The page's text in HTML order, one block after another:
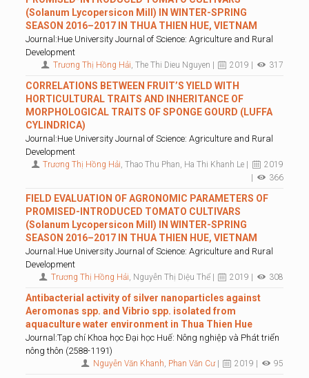
(Solanum Lycopersicon Mill) IN WINTER-SPRING
SEASON 2016–2017 IN THUA THIEN HUE, VIETNAM
Journal:Hue University Journal of Science: Agriculture and Rural
Development
Trương Thị Hồng Hải, The Thi Dieu Nguyen | 2019 | 317
CORRELATIONS BETWEEN FRUIT’S YIELD WITH
HORTICULTURAL TRAITS AND INHERITANCE OF
MORPHOLOGICAL TRAITS OF SPONGE GOURD (LUFFA
CYLINDRICA)
Journal:Hue University Journal of Science: Agriculture and Rural
Development
Trương Thị Hồng Hải, Thao Thu Phan, Ha Thi Khanh Le |
2019
366
FIELD EVALUATION OF AGRONOMIC PARAMETERS OF
PROMISED-INTRODUCED TOMATO CULTIVARS
(Solanum Lycopersicon Mill) IN WINTER-SPRING
SEASON 2016–2017 IN THUA THIEN HUE, VIETNAM
Journal:Hue University Journal of Science: Agriculture and Rural
Development
Trương Thị Hồng Hải, Nguyễn Thị Diệu Thể | 2019 | 308
Antibacterial activity of silver nanoparticles against
Aeromonas spp. and Vibrio spp. isolated from
aquaculture water environment in Thua Thien Hue
Journal:Tạp chí Khoa học Đại học Huế: Nông nghiệp và Phát triển
nông thôn (2588-1191)
Nguyễn Văn Khanh, Phan Văn Cư| 2019 | 95